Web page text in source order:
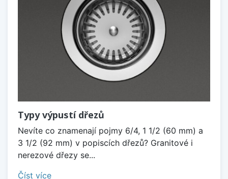
Typy výpustí dřezů
Nevíte co znamenají pojmy 6/4, 1 1/2 (60 mm) a
3 1/2 (92 mm) v popiscích dřezů? Granitové i
nerezové dřezy se...
Číst více